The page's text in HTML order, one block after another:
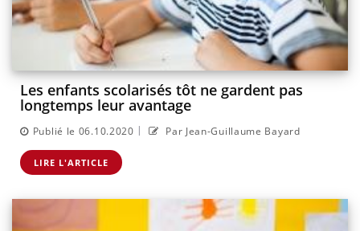
Les enfants scolarisés tôt ne gardent pas
longtemps leur avantage
Publié le 06.10.2020 | Par Jean-Guillaume Bayard
LIRE L'ARTICLE